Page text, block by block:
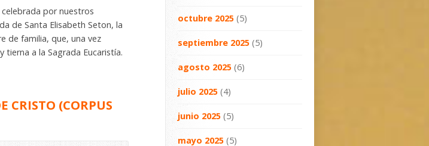
por nuestros
de Santa Elisabeth Seton, la
de familia, que, una vez
a la Sagrada Eucaristía.
CRISTO (CORPUS
octubre 2025 (5)
septiembre 2025 (5)
agosto 2025 (6)
julio 2025 (4)
junio 2025 (5)
mayo 2025 (5)